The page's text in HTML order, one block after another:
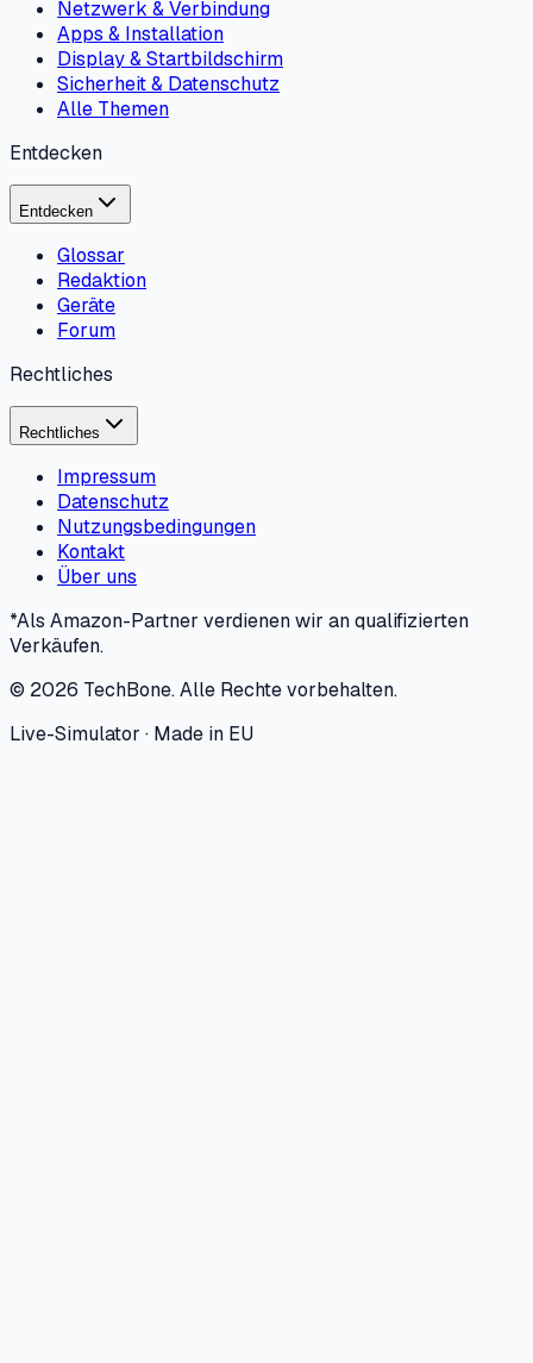
Netzwerk & Verbindung
Apps & Installation
Display & Startbildschirm
Sicherheit & Datenschutz
Alle Themen
Entdecken
Entdecken
Glossar
Redaktion
Geräte
Forum
Rechtliches
Rechtliches
Impressum
Datenschutz
Nutzungsbedingungen
Kontakt
Über uns
*Als Amazon-Partner verdienen wir an qualifizierten
Verkäufen.
© 2026 TechBone.Alle Rechte vorbehalten.
Live-Simulator · Made in EU